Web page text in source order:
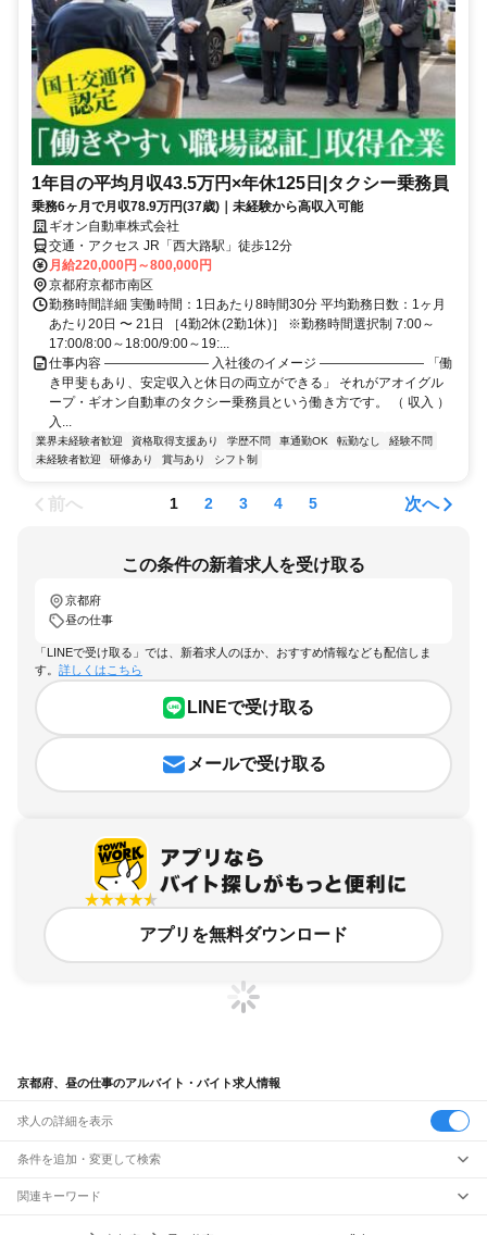
1年目の平均月収43.5万円×年休125日|タクシー乗務員
乗務6ヶ月で月収78.9万円(37歳)｜未経験から高収入可能
ギオン自動車株式会社
交通・アクセス JR「西大路駅」徒歩12分
月給220,000円～800,000円
京都府京都市南区
勤務時間詳細 実働時間：1日あたり8時間30分 平均勤務日数：1ヶ月
あたり20日 〜 21日 ［4勤2休(2勤1休)］ ※勤務時間選択制 7:00～
17:00/8:00～18:00/9:00～19:...
仕事内容 ―――――――― 入社後のイメージ ―――――――― 「働
き甲斐もあり、安定収入と休日の両立ができる」 それがアオイグル
ープ・ギオン自動車のタクシー乗務員という働き方です。 （ 収入 ）
入...
業界未経験者歓迎 資格取得支援あり 学歴不問 車通勤OK 転勤なし
経験不問
未経験者歓迎
研修あり 賞与あり シフト制
前へ 1 2 3 4 5 次へ
この条件の新着求人を受け取る
京都府
昼の仕事
「LINEで受け取る」では、新着求人のほか、おすすめ情報なども配信しま
す。 詳しくはこちら
LINEで受け取る
メールで受け取る
アプリを無料ダウンロード
京都府、昼の仕事のアルバイト・バイト求人情報
求人の詳細を表示
条件を追加・変更して検索
市区町村を追加・変更
関連キーワード